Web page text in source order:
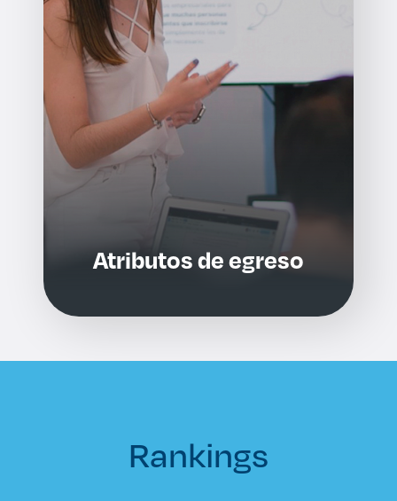
Atributos de egreso
Rankings